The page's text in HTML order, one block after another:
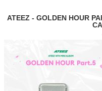
ATEEZ - GOLDEN HOUR